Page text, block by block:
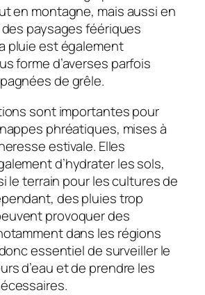
en montagne, mais aussi en
paysages féériques
pluie est également
forme d’averses parfois
de grêle.
sont importantes pour
phréatiques, mises à
estivale. Elles
d’hydrater les sols,
le terrain pour les cultures de
des pluies trop
provoquer des
dans les régions
essentiel de surveiller le
d’eau et de prendre les